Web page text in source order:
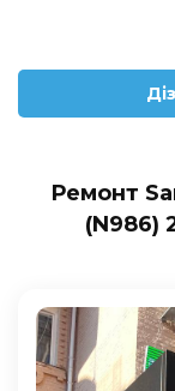
Ремонт
(N986)